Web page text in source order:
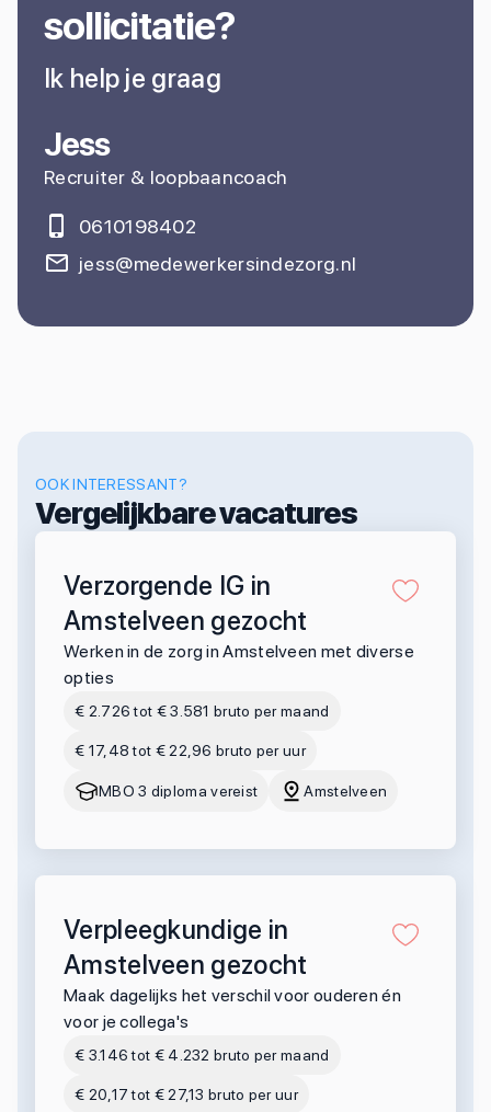
sollicitatie?
Ik help je graag
Jess
Recruiter & loopbaancoach
0610198402
jess@medewerkersindezorg.nl
OOK INTERESSANT?
Vergelijkbare vacatures
Verzorgende IG in
Amstelveen gezocht
Werken in de zorg in Amstelveen met diverse
opties
€ 2.726 tot € 3.581 bruto per maand
€ 17,48 tot € 22,96 bruto per uur
MBO 3 diploma vereist Amstelveen
Verpleegkundige in
Amstelveen gezocht
Maak dagelijks het verschil voor ouderen én
voor je collega's
€ 3.146 tot € 4.232 bruto per maand
€ 20,17 tot € 27,13 bruto per uur